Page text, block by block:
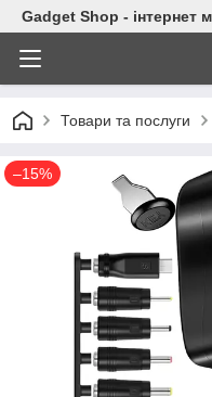
Gadget Shop - інтернет
Товари та послуги
–15%